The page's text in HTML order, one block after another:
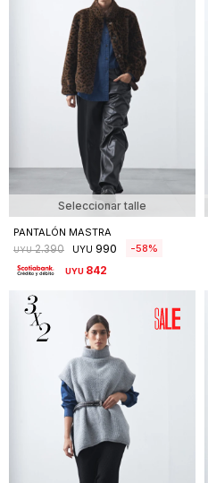
Seleccionar talle
PANTALÓN MASTRA
UYU 2.390 UYU 990 58
UYU 842